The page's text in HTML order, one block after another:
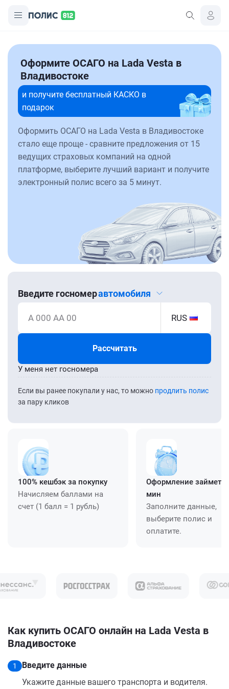
Оформите ОСАГО на Lada Vesta в
Владивостоке
и получите бесплатный КАСКО в
подарок
Оформить ОСАГО на Lada Vesta в Владивостоке
стало еще проще - сравните предложения от 15
ведущих страховых компаний на одной
платформе, выберите лучший вариант и получите
электронный полис всего за 5 минут.
Введите госномеравтомобиля
А 000 АА 00 RUS
Рассчитать
Если вы ранее покупали у нас, то можно продлить полис
за пару кликов
У меня нет госномера
100% кешбэк за покупку
Начисляем баллами на
счет (1 балл = 1 рубль)
Оформление займет
мин
Заполните данные,
выберите полис и
оплатите.
Как купить ОСАГО онлайн на Lada Vesta в
Владивостоке
1
Введите данные
Укажите данные вашего транспорта и водителя.